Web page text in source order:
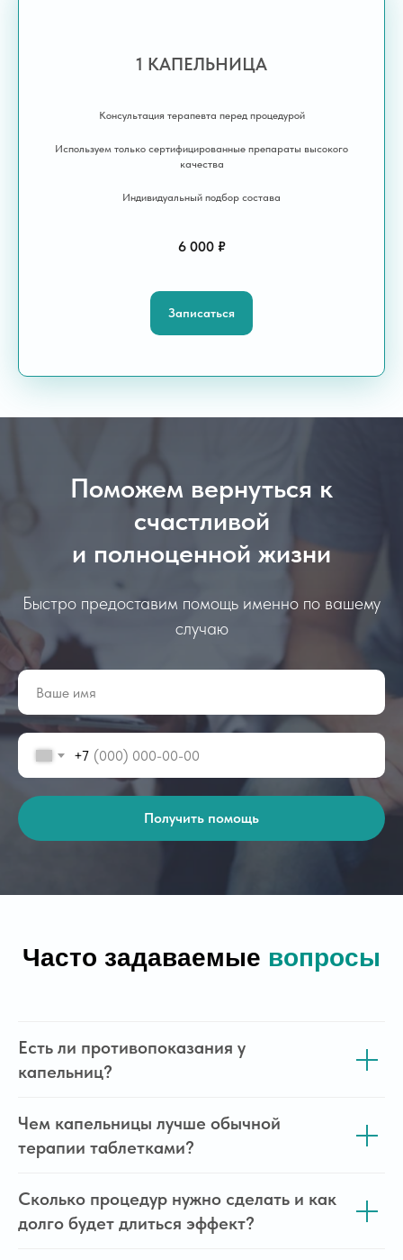
1 КАПЕЛЬНИЦА
Консультация терапевта перед процедурой
Используем только сертифицированные препараты высокого
качества
Индивидуальный подбор состава
6 000 ₽
Записаться
Поможем вернуться к
счастливой
и полноценной жизни
Быстро предоставим помощь именно по вашему
случаю
+7
Получить помощь
Есть ли противопоказания у
капельниц?
Чем капельницы лучше обычной
терапии таблетками?
Сколько процедур нужно сделать и как
долго будет длиться эффект?
со здоровьем и зависимостью
клиники «Профмедика» ❤️
Политика конфиденциальности
сайта profmedika54.ru
© 2015-2026 ООО «Профмедика»